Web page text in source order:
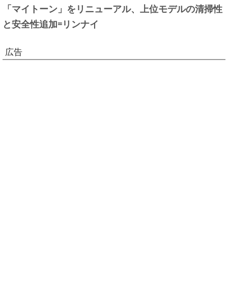
「マイトーン」をリニューアル、上位モデルの清掃性
と安全性追加=リンナイ
広告